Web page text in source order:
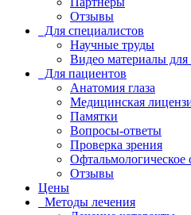
Отзывы
Для специалистов
Научные труды
Видео материалы для
Для пациентов
Анатомия глаза
Медицинская
Памятки
Вопросы-ответы
Проверка зрения
Офтальмологическое
Отзывы
Цены
Методы лечения